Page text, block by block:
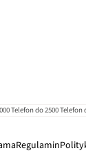
Telefon do 2500Telefon
Regulamin